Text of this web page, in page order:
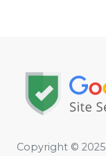
Copyright ©